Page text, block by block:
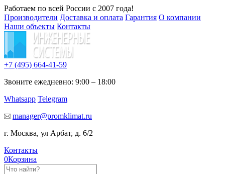
Работаем по всей России с 2007 года!
Производители Доставка и оплата Гарантия О компании
Наши объекты Контакты
+7 (495) 664-41-59
Звоните ежедневно: 9:00 – 18:00
Whatsapp Telegram
manager@promklimat.ru
г. Москва, ул Арбат, д. 6/2
Контакты
0Корзина